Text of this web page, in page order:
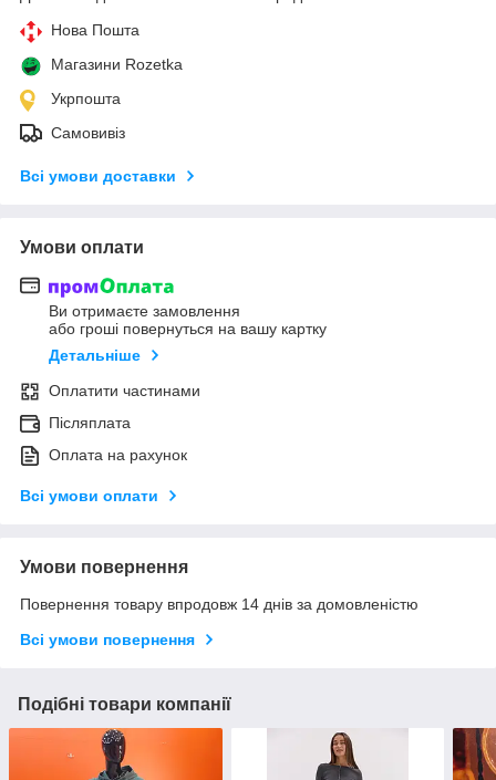
Нова Пошта
Магазини Rozetka
Укрпошта
Самовивіз
Всі умови доставки
Умови оплати
Ви отримаєте замовлення
або гроші повернуться на вашу картку
Детальніше
Оплатити частинами
Післяплата
Оплата на рахунок
Всі умови оплати
Умови повернення
Повернення товару впродовж 14 днів за домовленістю
Всі умови повернення
Подібні товари компанії